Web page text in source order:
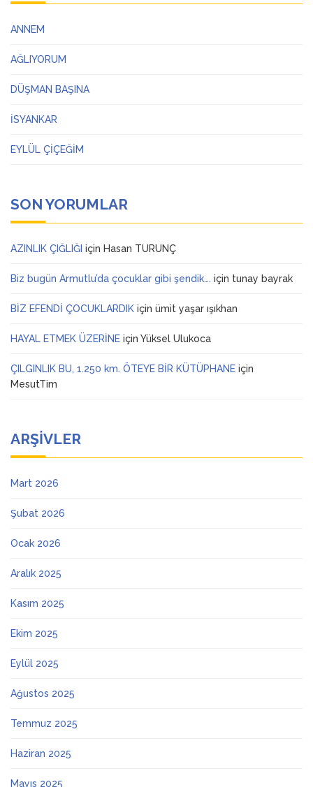
ANNEM
AĞLIYORUM
DÜŞMAN BAŞINA
İSYANKAR
EYLÜL ÇİÇEĞİM
SON YORUMLAR
AZINLIK ÇIĞLIĞI için Hasan TURUNÇ
Biz bugün Armutlu’da çocuklar gibi şendik…. için tunay bayrak
BİZ EFENDİ ÇOCUKLARDIK için ümit yaşar ışıkhan
HAYAL ETMEK ÜZERİNE için Yüksel Ulukoca
ÇILGINLIK BU, 1.250 km. ÖTEYE BİR KÜTÜPHANE için
MesutTim
ARŞIVLER
Mart 2026
Şubat 2026
Ocak 2026
Aralık 2025
Kasım 2025
Ekim 2025
Eylül 2025
Ağustos 2025
Temmuz 2025
Haziran 2025
Mayıs 2025